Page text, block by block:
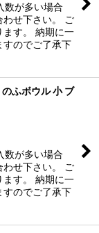
が多い場合
わせ下さい。 ご
ます。 納期に一
すのでご了承下
ふボウル 小 ブ
が多い場合
わせ下さい。 ご
ます。 納期に一
すのでご了承下